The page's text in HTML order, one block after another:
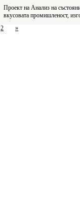
Проект на Анализ на
вкусовата промишленост,
2 »